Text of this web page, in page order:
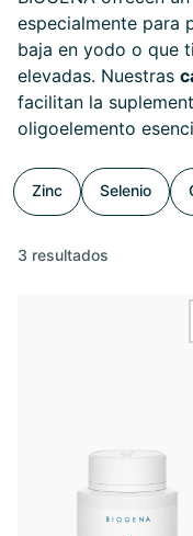
especialmente para
baja en yodo o que
elevadas. Nuestras
facilitan la
oligoelemento
Zinc Selenio
3 resultados